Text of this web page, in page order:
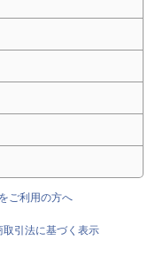
ご利用の方へ
取引法に基づく表示